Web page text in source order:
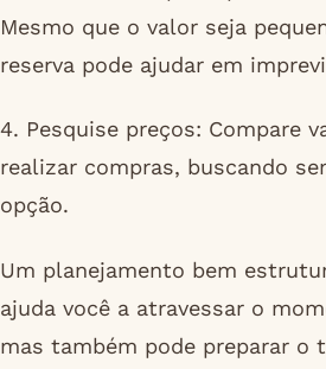
Mesmo que o valor seja
reserva pode ajudar em
4. Pesquise preços: Compare
realizar compras, buscando
opção.
Um planejamento bem
ajuda você a atravessar o
mas também pode preparar o